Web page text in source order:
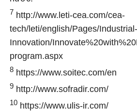
7 http://www.leti-cea.com/cea-
tech/leti/english/Pages/Industrial-
Innovation/
program.aspx
8 https://www.soitec.com/en
9 http://www.sofradir.com/
10 https://www.ulis-ir.com/